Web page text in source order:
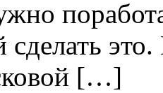
это.
[…]